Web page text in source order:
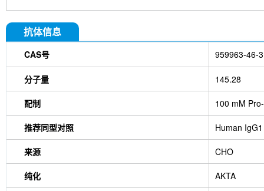
抗体信息
CAS号 959963-46-3
分子量 145.28
配制 100 mM
推荐同型对照 Human IgG1
来源 CHO
纯化 AKTA